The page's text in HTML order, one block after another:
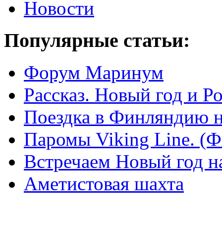
Новости
Популярные статьи:
Форум Маринум
Рассказ. Новый год и
Поездка в Финляндию
Паромы Viking Line.
Встречаем Новый год
Аметистовая шахта